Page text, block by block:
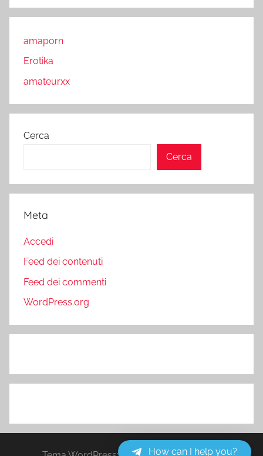
amaporn
Erotika
amateurxx
Cerca
Cerca
Meta
Accedi
Feed dei contenuti
Feed dei commenti
WordPress.org
How can I help you?